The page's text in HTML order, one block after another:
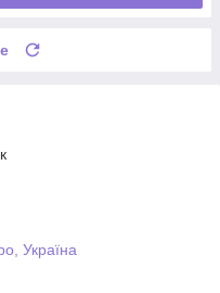
Україна